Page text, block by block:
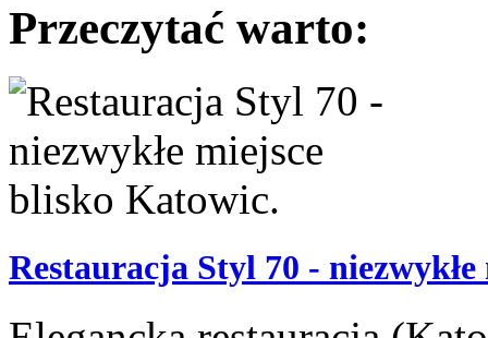
Przeczytać warto:
Restauracja Styl 70 -